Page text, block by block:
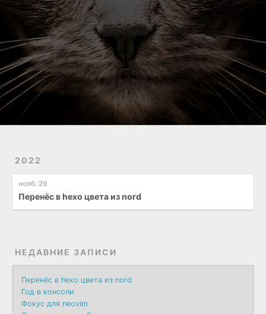
2022
нояб. 29
Перенёс в hexo цвета из nord
НЕДАВНИЕ ЗАПИСИ
Перенёс в hexo цвета из nord
Год в консоли
Фокус для neovim